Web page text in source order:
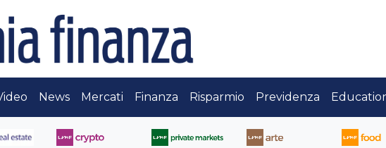
News Mercati Finanza Risparmio Previdenza